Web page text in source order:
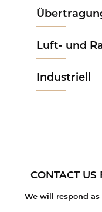
Luft- und
Industriell
CONTACT US
We will respond